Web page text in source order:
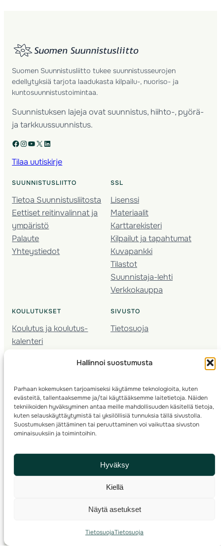
Hallinnoi suostumusta
Parhaan kokemuksen tarjoamiseksi käytämme teknologioita, kuten
evästeitä, tallentaaksemme ja/tai käyttääksemme laitetietoja. Näiden
tekniikoiden hyväksyminen antaa meille mahdollisuuden käsitellä tietoja,
kuten selauskäyttäytymistä tai yksilöllisiä tunnuksia tällä sivustolla.
Suostumuksen jättäminen tai peruuttaminen voi vaikuttaa sivuston
ominaisuuksiin ja toimintoihin.
Hyväksy
Kiellä
Näytä asetukset
TietosuojaTietosuoja
Suomen Suunnistusliitto tukee suunnistusseurojen
edellytyksiä tarjota laadukasta kilpailu-, nuoriso- ja
kuntosuunnistustoimintaa.
Suunnistuksen lajeja ovat suunnistus, hiihto-, pyörä-
ja tarkkuussuunnistus.
Facebook Instagram YouTube X LinkedIn
Tilaa uutiskirje
SUUNNISTUSLIITTO
Tietoa Suunnistusliitosta
Eettiset reitinvalinnat ja
ympäristö
Palaute
Yhteystiedot
SSL
Lisenssi
Materiaalit
Karttarekisteri
Kilpailut ja tapahtumat
Kuvapankki
Tilastot
Suunnistaja-lehti
Verkkokauppa
KOULUTUKSET
Koulutus ja koulutus­
kalenteri
Seura­kehittäminen
Kartoitus
Ratamestari
SIVUSTO
Tietosuoja
© 2025 ·Suomen Suunnistusliitto· Valimotie 10, 00380 Helsinki, Finland
info(a)suunnistusliitto.fi,Rastilipun asiat: rastilippu(a)suunnistusliitto.fi
Kilpailut ja kuntorastit – Rastilippu:::Rastilipun ohjeet